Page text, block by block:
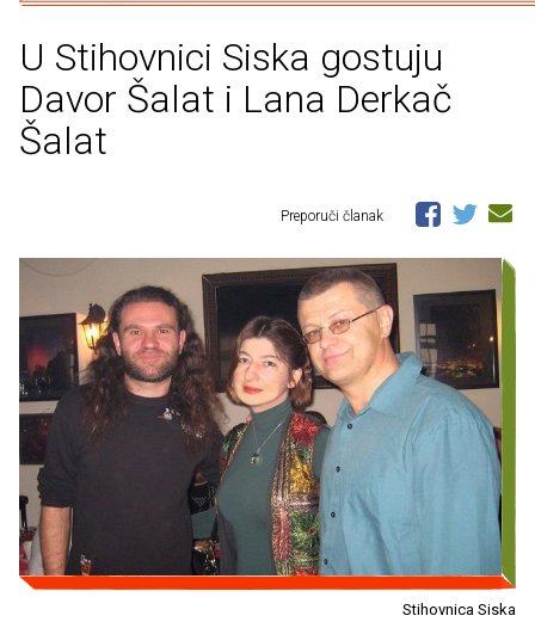
U Stihovnici Siska gostuju
Davor Šalat i Lana Derkač
Šalat
Preporuči članak
Stihovnica Siska